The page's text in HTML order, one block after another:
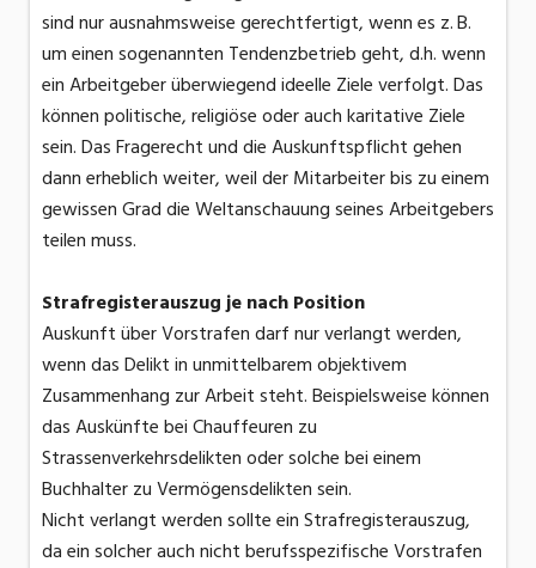
sind nur ausnahmsweise gerechtfertigt, wenn es z. B.
um einen sogenannten Tendenzbetrieb geht, d.h. wenn
ein Arbeitgeber überwiegend ideelle Ziele verfolgt. Das
können politische, religiöse oder auch karitative Ziele
sein. Das Fragerecht und die Auskunftspflicht gehen
dann erheblich weiter, weil der Mitarbeiter bis zu einem
gewissen Grad die Weltanschauung seines Arbeitgebers
teilen muss.
Strafregisterauszug je nach Position
Auskunft über Vorstrafen darf nur verlangt werden,
wenn das Delikt in unmittelbarem objektivem
Zusammenhang zur Arbeit steht. Beispielsweise können
das Auskünfte bei Chauffeuren zu
Strassenverkehrsdelikten oder solche bei einem
Buchhalter zu Vermögensdelikten sein.
Nicht verlangt werden sollte ein Strafregisterauszug,
da ein solcher auch nicht berufsspezifische Vorstrafen